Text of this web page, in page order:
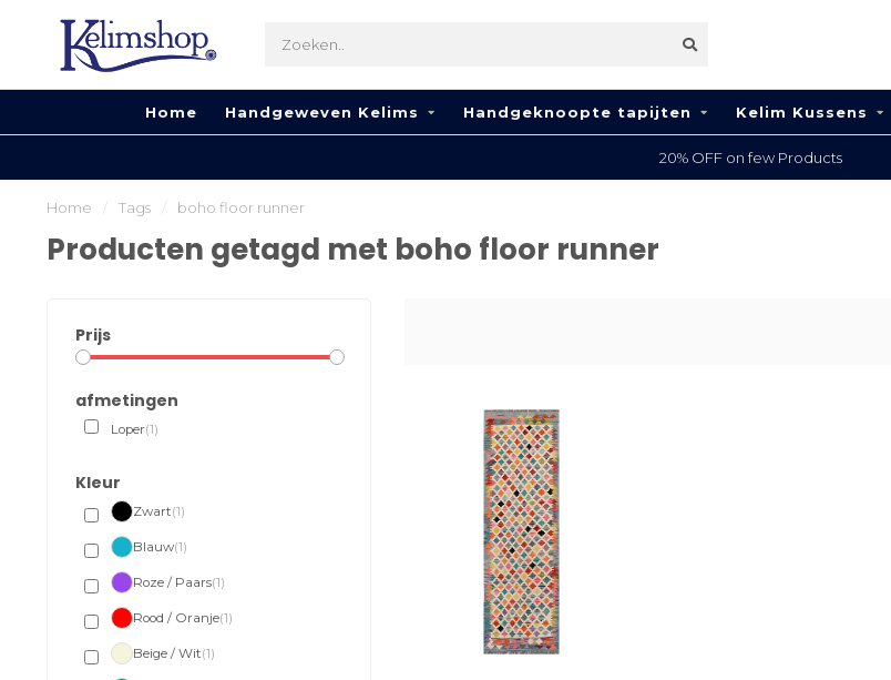
Home Handgeweven Kelims Handgeknoopte tapijten Kelim Kussens
20% OFF on few Products
Home Tags boho floor runner
Producten getagd met boho floor runner
Prijs
afmetingen
Loper(1)
Kleur
Zwart(1)
Blauw(1)
Roze / Paars(1)
Rood / Oranje(1)
Beige / Wit(1)